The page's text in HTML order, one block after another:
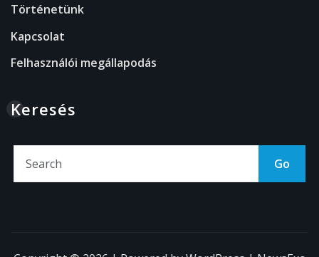
Történetünk
Kapcsolat
Felhasználói megállapodás
Keresés
Go